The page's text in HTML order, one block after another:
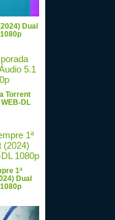
Dual
Torrent
DL
1ª
Dual